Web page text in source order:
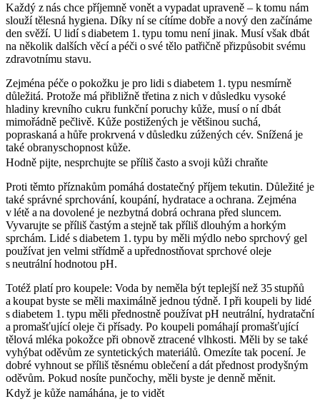
Každý z nás chce příjemně vonět a vypadat upraveně – k tomu nám
slouží tělesná hygiena. Díky ní se cítíme dobře a nový den začínáme
den svěží. U lidí s diabetem 1. typu tomu není jinak. Musí však dbát
na několik dalších věcí a péči o své tělo patřičně přizpůsobit svému
zdravotnímu stavu.
Zejména péče o pokožku je pro lidi s diabetem 1. typu nesmírně
důležitá. Protože má přibližně třetina z nich v důsledku vysoké
hladiny krevního cukru funkční poruchy kůže, musí o ní dbát
mimořádně pečlivě. Kůže postižených je většinou suchá,
popraskaná a hůře prokrvená v důsledku zúžených cév. Snížená je
také obranyschopnost kůže.
Hodně pijte, nesprchujte se příliš často a svoji kůži chraňte
Proti těmto příznakům pomáhá dostatečný příjem tekutin. Důležité je
také správné sprchování, koupání, hydratace a ochrana. Zejména
v létě a na dovolené je nezbytná dobrá ochrana před sluncem.
Vyvarujte se příliš častým a stejně tak příliš dlouhým a horkým
sprchám. Lidé s diabetem 1. typu by měli mýdlo nebo sprchový gel
používat jen velmi střídmě a upřednostňovat sprchové oleje
s neutrální hodnotou pH.
Totéž platí pro koupele: Voda by neměla být teplejší než 35 stupňů
a koupat byste se měli maximálně jednou týdně. I při koupeli by lidé
s diabetem 1. typu měli přednostně používat pH neutrální, hydratační
a promašťující oleje či přísady. Po koupeli pomáhají promašťující
tělová mléka pokožce při obnově ztracené vlhkosti. Měli by se také
vyhýbat oděvům ze syntetických materiálů. Omezíte tak pocení. Je
dobré vyhnout se příliš těsnému oblečení a dát přednost prodyšným
oděvům. Pokud nosíte punčochy, měli byste je denně měnit.
Když je kůže namáhána, je to vidět